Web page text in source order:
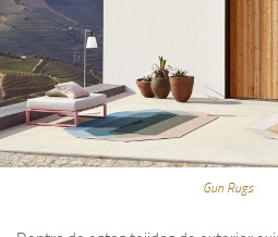
Gun Rugs